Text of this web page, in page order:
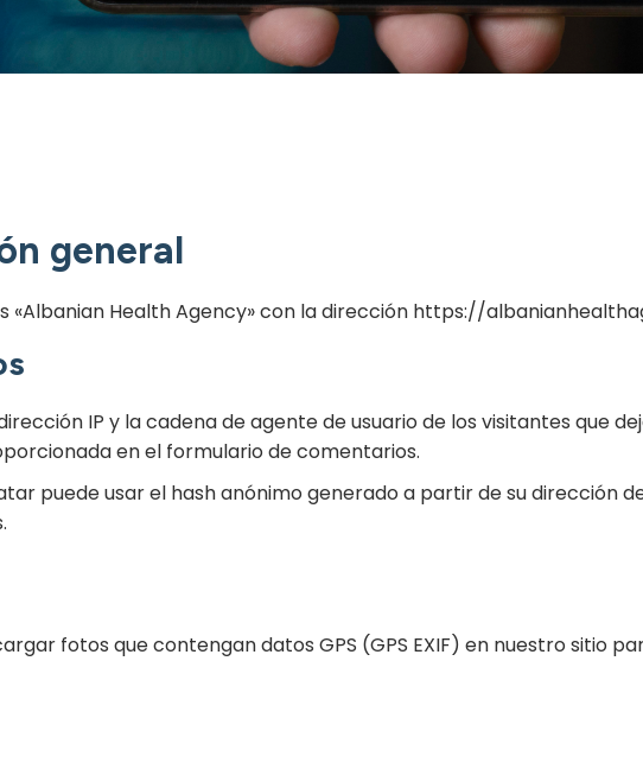
general
«Albanian Health Agency» con la dirección https://
IP y la cadena de agente de usuario de los visitantes que
en el formulario de comentarios.
puede usar el hash anónimo generado a partir de su
fotos que contengan datos GPS (GPS EXIF) en nuestro sitio